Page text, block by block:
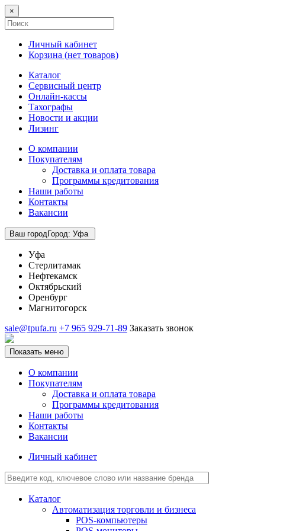
×
Личный кабинет
Корзина (нет товаров)
Каталог
Сервисный центр
Онлайн-кассы
Тахографы
Новости и акции
Лизинг
О компании
Покупателям
Доставка и оплата товара
Программы кредитования
Наши работы
Контакты
Вакансии
Ваш городГород: Уфа
Уфа
Стерлитамак
Нефтекамск
Октябрьский
Оренбург
Магнитогорск
sale@tpufa.ru +7 965 929-71-89 Заказать звонок
Показать меню
О компании
Покупателям
Доставка и оплата товара
Программы кредитования
Наши работы
Контакты
Вакансии
Личный кабинет
Каталог
Автоматизация торговли и бизнеса
POS-компьютеры